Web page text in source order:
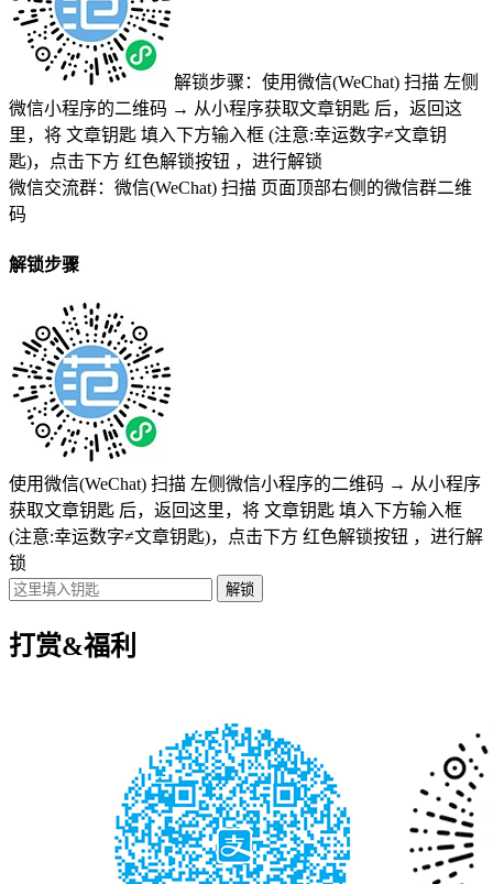
解锁步骤：使用微信(WeChat) 扫描 左侧
微信小程序的二维码 → 从小程序获取文章钥匙 后，返回这
里，将 文章钥匙 填入下方输入框 (注意:幸运数字≠文章钥
匙)，点击下方 红色解锁按钮 ，进行解锁
微信交流群：微信(WeChat) 扫描 页面顶部右侧的微信群二维
码
解锁步骤
使用微信(WeChat) 扫描 左侧微信小程序的二维码 → 从小程序
获取文章钥匙 后，返回这里，将 文章钥匙 填入下方输入框
(注意:幸运数字≠文章钥匙)，点击下方 红色解锁按钮 ，进行解
锁
打赏&福利